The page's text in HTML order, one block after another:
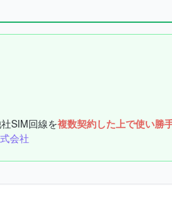
SIM回線を複数契約した上で使い勝
会社